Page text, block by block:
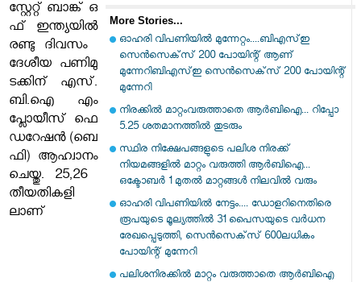
More Stories...
ഓഹരി വിപണിയില്‍ മുന്നേറ്റം....ബിഎസ്ഇ
സെന്‍സെക്‌സ് 200 പോയിന്റ് ആണ്
മുന്നേറിബിഎസ്ഇ സെന്‍സെക്‌സ് 200 പോയിന്റ്
മുന്നേറി
നിരക്കിൽ മാറ്റംവരുത്താതെ ആർബിഐ... റിപ്പോ
5.25 ശതമാനത്തിൽ തുടരും‌
സ്ഥിര നിക്ഷേപങ്ങളുടെ പലിശ നിരക്ക്
നിയമങ്ങളില്‍ മാറ്റം വരുത്തി ആര്‍ബിഐ...
ഒക്ടോബര്‍ 1 മുതല്‍ മാറ്റങ്ങള്‍ നിലവില്‍ വരും
ഓഹരി വിപണിയിൽ നേട്ടം.... ഡോളറിനെതിരെ
രൂപയുടെ മൂല്യത്തില്‍ 31 പൈസയുടെ വര്‍ധന
രേഖപ്പെടുത്തി, സെന്‍സെക്‌സ് 600ലധികം
പോയിന്റ് മുന്നേറി
പലിശനിരക്കിൽ മാറ്റം വരുത്താതെ ആർബിഐ
സ്റ്റേ​റ്റ് ​ബാ​ങ്ക് ​ഒ​
ഫ് ​ഇ​ന്ത്യ​യി​ൽ​
രണ്ടു ദിവസം ​
ദേ​ശീ​യ​ ​പ​ണി​മു​
ട​ക്കി​ന് ​എ​സ്.​
ബി.​ഐ​ ​എം​
പ്ലോ​യീ​സ് ​ഫെ​
ഡ​റേ​ഷ​ൻ​ ​(​ബെ​
ഫി​)​ ​ആ​ഹ്വാ​നം​
​ചെ​യ്തു.​ 25,26​ ​
തീ​യ​തി​ക​ളി​
ലാണ്